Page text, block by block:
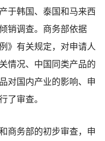
于韩国、泰国和马来西
销调查。商务部依据
》有关规定，对申请人
情况、中国同类产品的
对国内产业的影响、申
了审查。
务部的初步审查，申